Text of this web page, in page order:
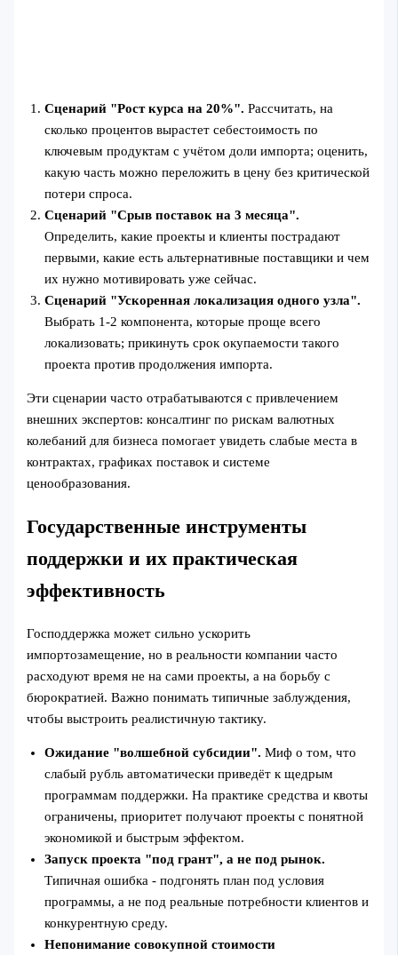
Сценарий "Рост курса на 20%". Рассчитать, на
сколько процентов вырастет себестоимость по
ключевым продуктам с учётом доли импорта; оценить,
какую часть можно переложить в цену без критической
потери спроса.
Сценарий "Срыв поставок на 3 месяца".
Определить, какие проекты и клиенты пострадают
первыми, какие есть альтернативные поставщики и чем
их нужно мотивировать уже сейчас.
Сценарий "Ускоренная локализация одного узла".
Выбрать 1-2 компонента, которые проще всего
локализовать; прикинуть срок окупаемости такого
проекта против продолжения импорта.
Эти сценарии часто отрабатываются с привлечением
внешних экспертов: консалтинг по рискам валютных
колебаний для бизнеса помогает увидеть слабые места в
контрактах, графиках поставок и системе
ценообразования.
Государственные инструменты
поддержки и их практическая
эффективность
Господдержка может сильно ускорить
импортозамещение, но в реальности компании часто
расходуют время не на сами проекты, а на борьбу с
бюрократией. Важно понимать типичные заблуждения,
чтобы выстроить реалистичную тактику.
Ожидание "волшебной субсидии". Миф о том, что
слабый рубль автоматически приведёт к щедрым
программам поддержки. На практике средства и квоты
ограничены, приоритет получают проекты с понятной
экономикой и быстрым эффектом.
Запуск проекта "под грант", а не под рынок.
Типичная ошибка - подгонять план под условия
программы, а не под реальные потребности клиентов и
конкурентную среду.
Непонимание совокупной стоимости